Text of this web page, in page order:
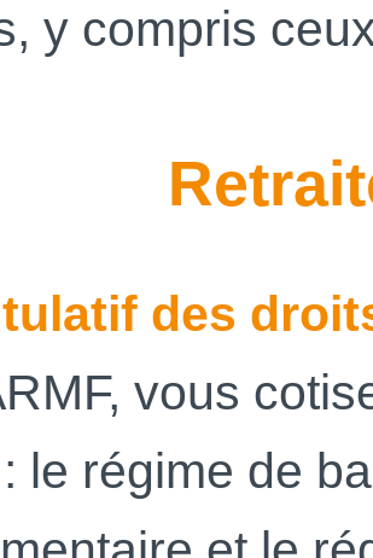
y compris
des
vous
le régime de